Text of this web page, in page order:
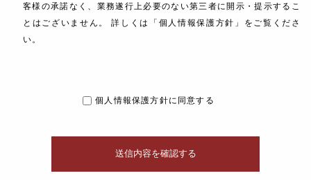
客様の承諾なく、業務遂行上必要のない第三者に開示・提示するこ
とはございません。 詳しくは「個人情報保護方針」をご覧くださ
い。
個人情報保護方針に同意する